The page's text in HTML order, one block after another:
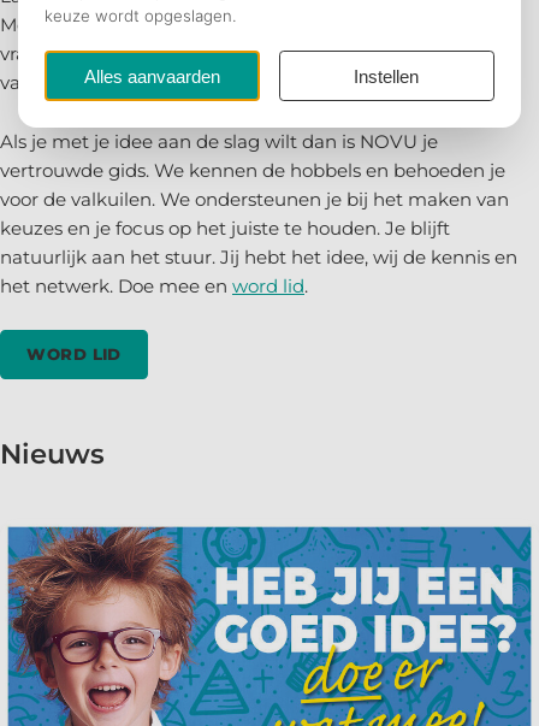
Moet je het beschermen? Is er een markt voor? Dit zijn
vragen aan het begin van een weg met hobbels en
valkuilen.
Als je met je idee aan de slag wilt dan is NOVU je
vertrouwde gids. We kennen de hobbels en behoeden je
voor de valkuilen. We ondersteunen je bij het maken van
keuzes en je focus op het juiste te houden. Je blijft
natuurlijk aan het stuur. Jij hebt het idee, wij de kennis en
het netwerk. Doe mee en word lid.
WORD LID
Nieuws